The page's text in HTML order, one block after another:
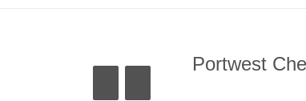
Portwest